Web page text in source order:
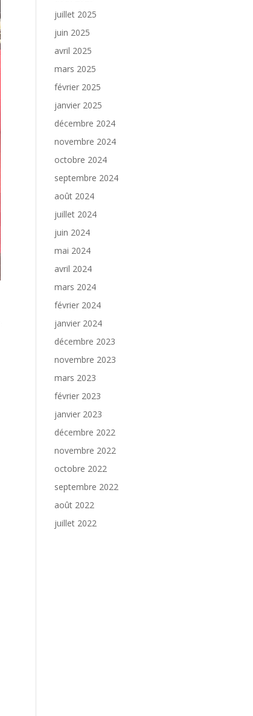
juillet 2025
juin 2025
avril 2025
mars 2025
février 2025
janvier 2025
décembre 2024
novembre 2024
octobre 2024
septembre 2024
août 2024
juillet 2024
juin 2024
mai 2024
avril 2024
mars 2024
février 2024
janvier 2024
décembre 2023
novembre 2023
mars 2023
février 2023
janvier 2023
décembre 2022
novembre 2022
octobre 2022
septembre 2022
août 2022
juillet 2022